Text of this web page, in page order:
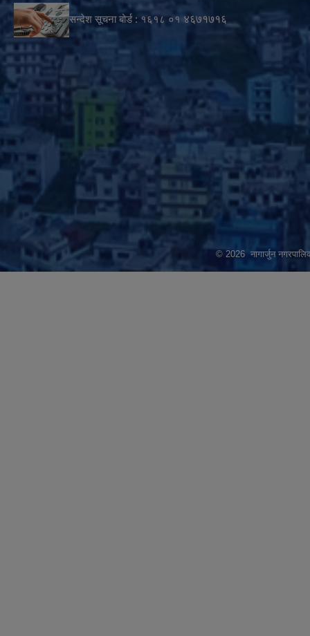
सन्देश सूचना बोर्ड : १६१८ ०१ ४६७१७१६
© 2026 नागार्जुन